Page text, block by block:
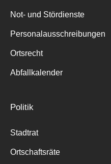
Not- und Stördienste
Personalausschreibungen
Ortsrecht
Abfallkalender
Politik
Stadtrat
Ortschaftsräte